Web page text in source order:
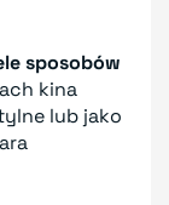
sposobów
kina
lub jako